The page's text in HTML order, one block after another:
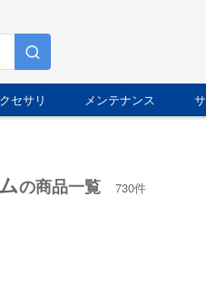
セサリ メンテナンス
の商品一覧 730件